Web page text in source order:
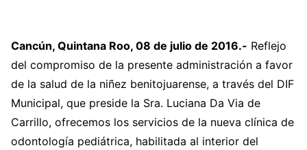
Cancún, Quintana Roo, 08 de julio de 2016.- Reflejo
del compromiso de la presente administración a favor
de la salud de la niñez benitojuarense, a través del DIF
Municipal, que preside la Sra. Luciana Da Via de
Carrillo, ofrecemos los servicios de la nueva clínica de
odontología pediátrica, habilitada al interior del